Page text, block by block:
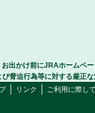
お出かけ前にJRAホームペ
脅迫行為等に対する厳正
リンク ご利用に際し